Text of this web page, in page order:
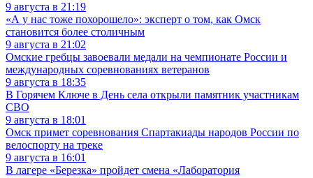
9 августа в 21:19
«А у нас тоже похорошело»: эксперт о том, как Омск
становится более столичным
9 августа в 21:02
Омские гребцы завоевали медали на чемпионате России и
международных соревнованиях ветеранов
9 августа в 18:35
В Горячем Ключе в День села открыли памятник участникам
СВО
9 августа в 18:01
Омск примет соревнования Спартакиады народов России по
велоспорту на треке
9 августа в 16:01
В лагере «Березка» пройдет смена «Лаборатория